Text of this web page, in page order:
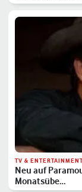
TV &
Neu auf
Monatsübe…